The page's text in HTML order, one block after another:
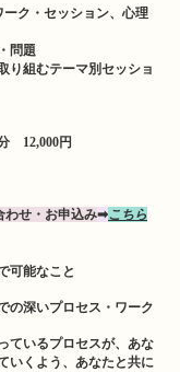
ク・セッション、心理
問題
り組むテーマ別セッショ
12,000円
わせ・お申込み➡こちら
可能なこと
の深いプロセス・ワーク
ているプロセスが、あな
いくよう、あなたと共に